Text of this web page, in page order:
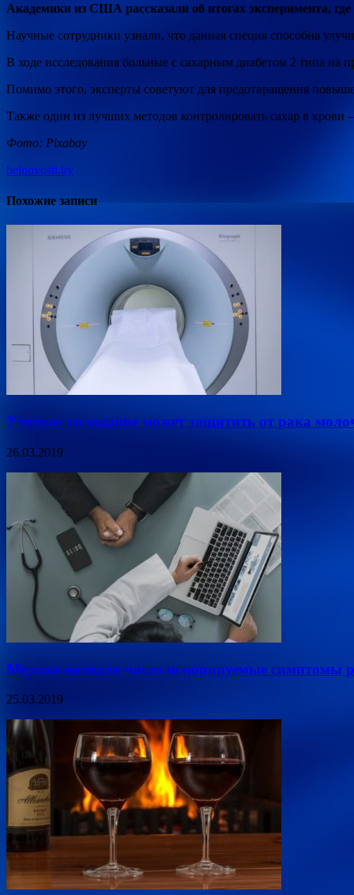
Академики из США рассказали об итогах эксперимента,
Научные сотрудники узнали, что данная специя способна
В ходе исследования больные с сахарным диабетом 2 типа на
Помимо этого, эксперты советуют для предотвращения
Также один из лучших методов контролировать сахар в крови
Фото: Pixabay
belnovosti.by
Похожие записи
Ученые: голодание может защитить от рака
26.03.2019
Медики назвали часто игнорируемые симптомы
25.03.2019